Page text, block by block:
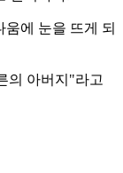
에 눈을 뜨게 되
의 아버지"라고